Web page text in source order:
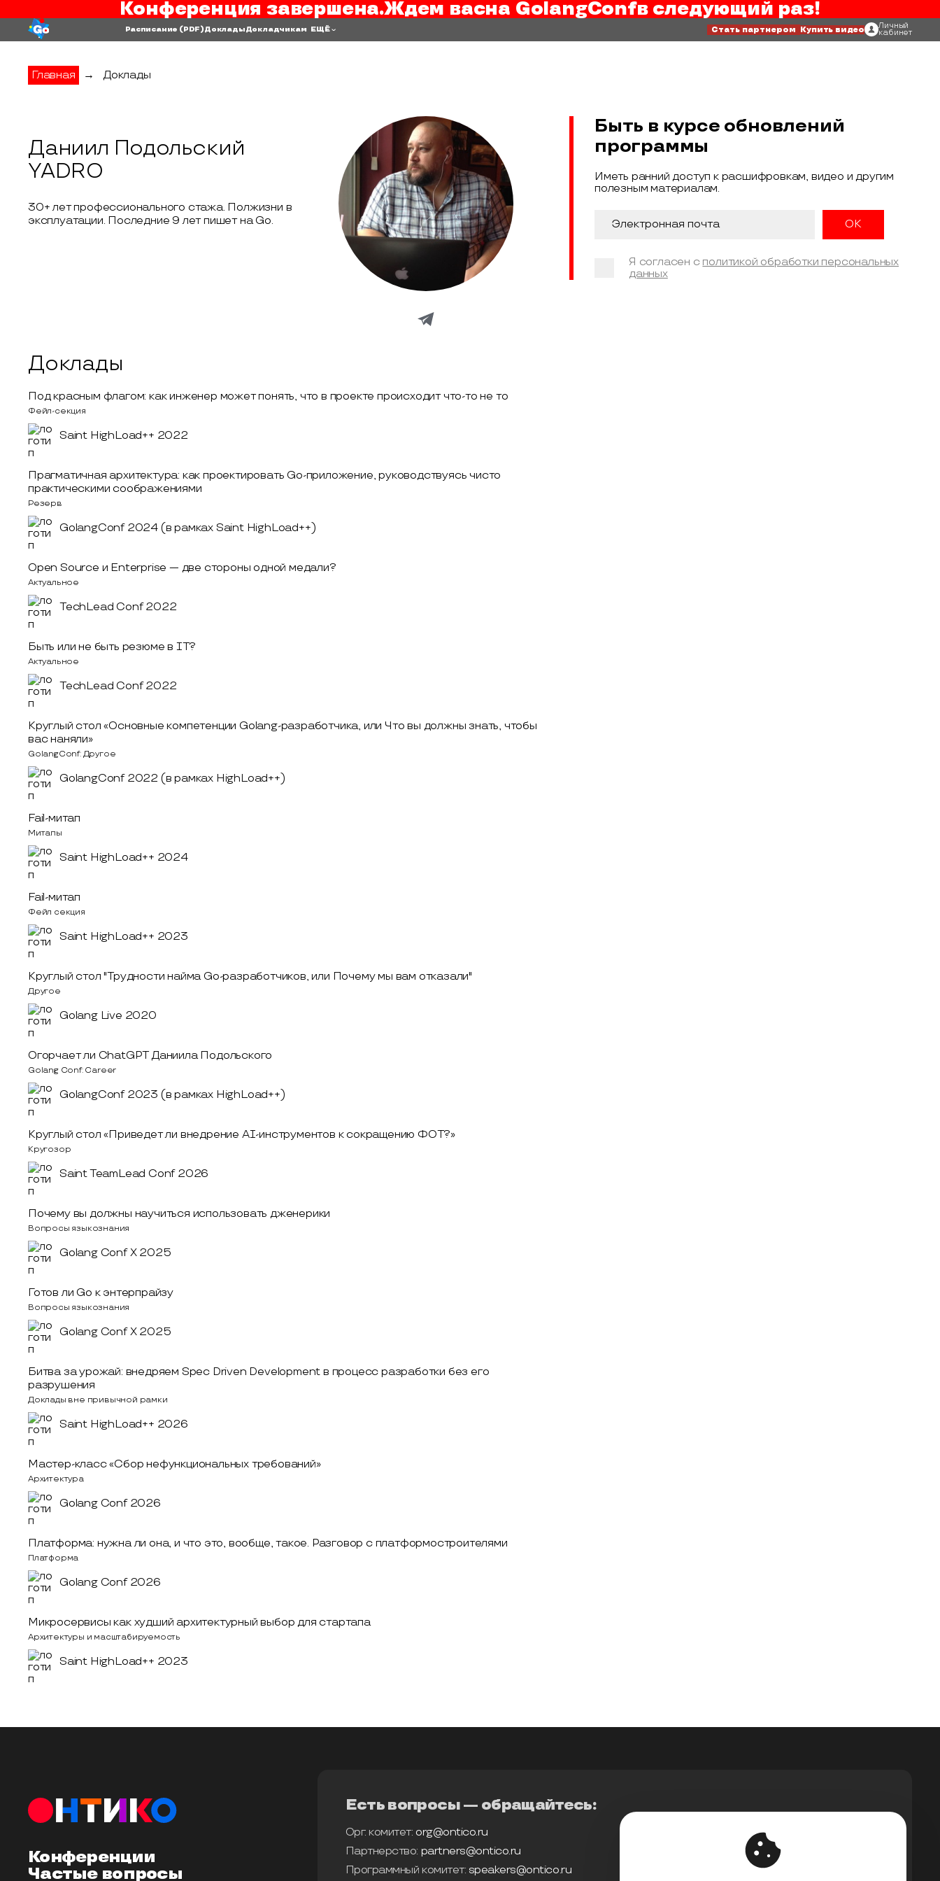
Конференция завершена.Ждем васна GolangConfв следующий раз!
Расписание (PDF)ДокладыДокладчикам ЕЩЁ Стать партнером Купить видео Личный
кабинет
Главная → Доклады
Даниил Подольский
YADRO
30+ лет профессионального стажа. Полжизни в
эксплуатации. Последние 9 лет пишет на Go.
Доклады
Под красным флагом: как инженер может понять, что в проекте происходит что-то не то
Фейл-секция
Saint HighLoad++ 2022
Прагматичная архитектура: как проектировать Go-приложение, руководствуясь чисто
практическими соображениями
Резерв
GolangConf 2024 (в рамках Saint HighLoad++)
Open Source и Enterprise — две стороны одной медали?
Актуальное
TechLead Conf 2022
Быть или не быть резюме в IT?
Актуальное
TechLead Conf 2022
Круглый стол «Основные компетенции Golang-разработчика, или Что вы должны знать, чтобы
вас наняли»
GolangConf: Другое
GolangConf 2022 (в рамках HighLoad++)
Fail-митап
Митапы
Saint HighLoad++ 2024
Fail-митап
Фейл секция
Saint HighLoad++ 2023
Круглый стол "Трудности найма Go-разработчиков, или Почему мы вам отказали"
Другое
Golang Live 2020
Огорчает ли ChatGPT Даниила Подольского
Golang Conf: Career
GolangConf 2023 (в рамках HighLoad++)
Круглый стол «Приведет ли внедрение AI-инструментов к сокращению ФОТ?»
Кругозор
Saint TeamLead Conf 2026
Почему вы должны научиться использовать дженерики
Вопросы языкознания
Golang Conf X 2025
Готов ли Go к энтерпрайзу
Вопросы языкознания
Golang Conf X 2025
Битва за урожай: внедряем Spec Driven Development в процесс разработки без его
разрушения
Доклады вне привычной рамки
Saint HighLoad++ 2026
Мастер-класс «Сбор нефункциональных требований»
Архитектура
Golang Conf 2026
Платформа: нужна ли она, и что это, вообще, такое. Разговор с платформостроителями
Платформа
Golang Conf 2026
Микросервисы как худший архитектурный выбор для стартапа
Архитектуры и масштабируемость
Saint HighLoad++ 2023
Быть в курсе обновлений
программы
Иметь ранний доступ к расшифровкам, видео и другим
полезным материалам.
Я согласен с политикой обработки персональных
данных
Конференции
Частые вопросы
Есть вопросы — обращайтесь:
Орг. комитет: org@ontico.ru
Партнерство: partners@ontico.ru
Программный комитет: speakers@ontico.ru